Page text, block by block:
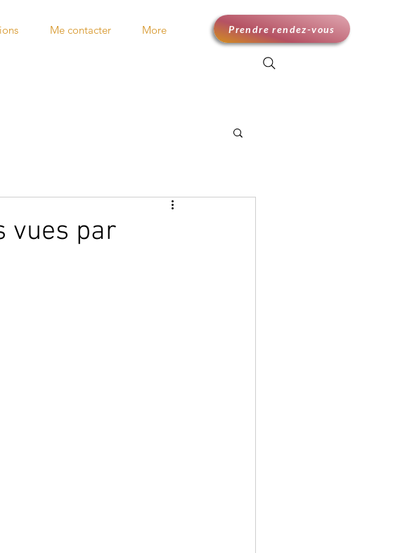
Me contacter More Prendre rendez-vous
vues par